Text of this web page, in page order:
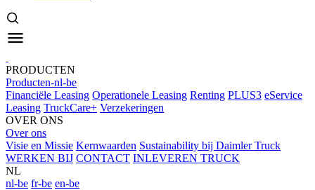
PRODUCTEN
Producten-nl-be
Financiële Leasing Operationele Leasing Renting PLUS3 eService
Leasing TruckCare+ Verzekeringen
OVER ONS
Over ons
Visie en Missie Kernwaarden Sustainability bij Daimler Truck
WERKEN BIJ CONTACT INLEVEREN TRUCK
NL
nl-be fr-be en-be